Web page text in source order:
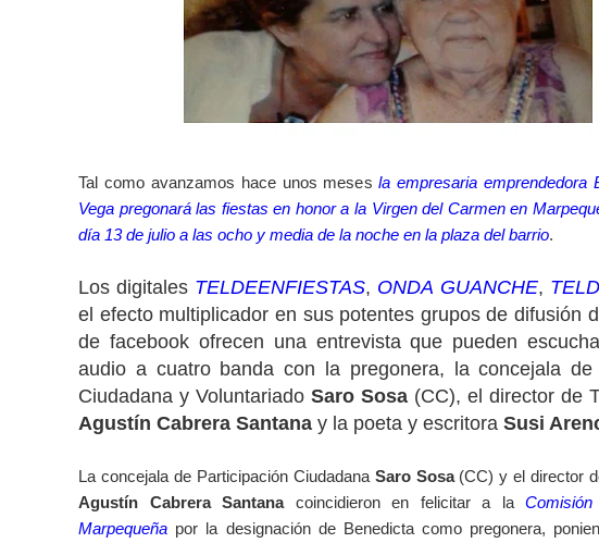
Tal como avanzamos hace unos meses la empresaria emprendedora
Vega pregonará las fiestas en honor a la Virgen del Carmen en
día 13 de julio a las ocho y media de la noche en la plaza del barrio.
Los digitales TELDEENFIESTAS, ONDA GUANCHE,
el efecto multiplicador en sus potentes grupos de difusión
de facebook ofrecen una entrevista que pueden
audio a cuatro banda con la pregonera, la concejala de
Ciudadana y Voluntariado Saro Sosa (CC), el director de
Agustín Cabrera Santana y la poeta y escritora Susi
La concejala de Participación Ciudadana Saro Sosa(CC) y el director
Agustín Cabrera Santanacoincidieron en felicitar a la
Marpequeña por la designación de Benedicta como pregonera,